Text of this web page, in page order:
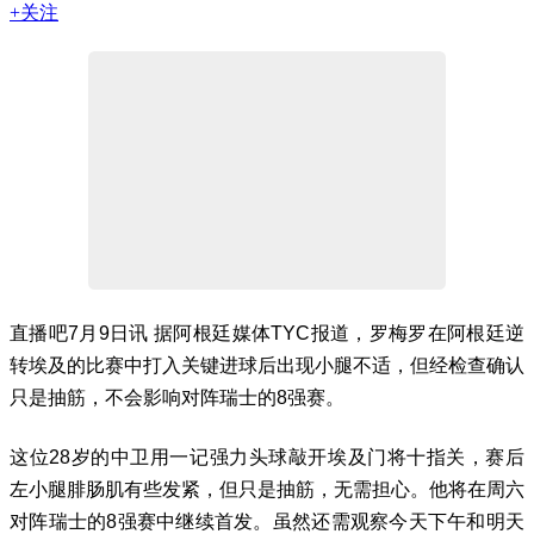
+关注
直播吧7月9日讯 据阿根廷媒体TYC报道，罗梅罗在阿根廷逆
转埃及的比赛中打入关键进球后出现小腿不适，但经检查确认
只是抽筋，不会影响对阵瑞士的8强赛。
这位28岁的中卫用一记强力头球敲开埃及门将十指关，赛后
左小腿腓肠肌有些发紧，但只是抽筋，无需担心。他将在周六
对阵瑞士的8强赛中继续首发。虽然还需观察今天下午和明天